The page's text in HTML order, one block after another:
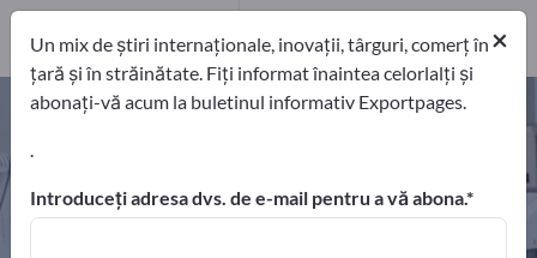
Dispozitiv de verificare a
bancnotelor – găsiți producători și
furnizori
Distribuitori
×
Un mix de știri internaționale, inovații, târguri, comerț în
țară și în străinătate. Fiți informat înaintea celorlalți și
abonați-vă acum la buletinul informativ Exportpages.
.
Introduceți adresa dvs. de e-mail pentru a vă abona.